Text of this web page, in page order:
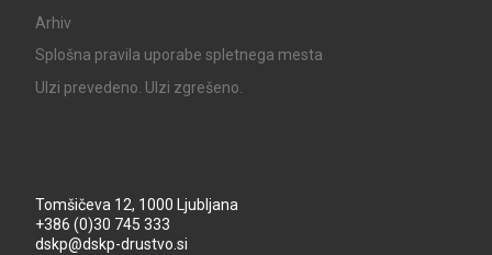
Arhiv
Splošna pravila uporabe spletnega mesta
UIzi prevedeno. UIzi zgrešeno.
Tomšičeva 12, 1000 Ljubljana
+386 (0)30 745 333
dskp@dskp-drustvo.si